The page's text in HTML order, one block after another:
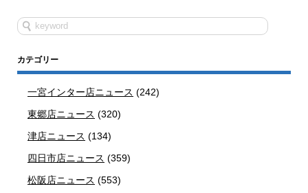
カテゴリー
一宮インター店ニュース (242)
東郷店ニュース (320)
津店ニュース (134)
四日市店ニュース (359)
松阪店ニュース (553)